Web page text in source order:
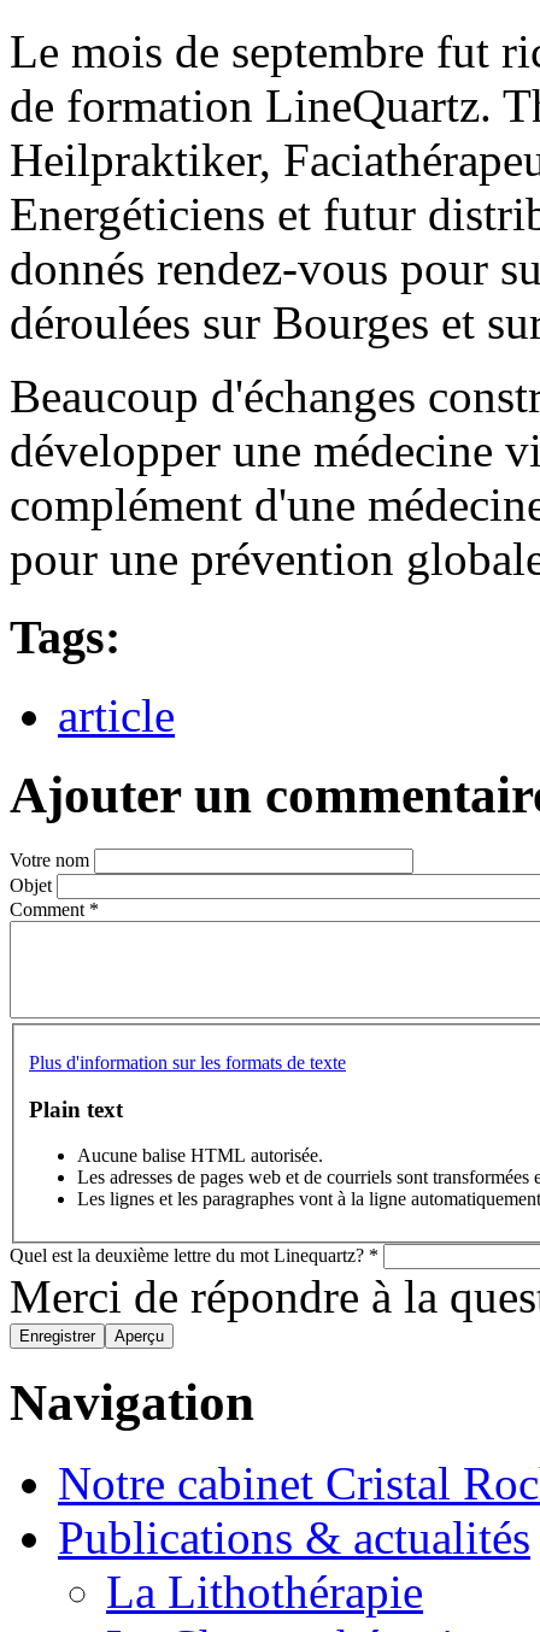
Le mois de septembre fut
de formation LineQuartz.
Heilpraktiker,
Energéticiens et futur
donnés rendez-vous pour
déroulées sur Bourges et
Beaucoup d'échanges
développer une médecine
complément d'une
pour une prévention
Tags:
article
Ajouter un
Votre nom
Objet
Comment *
Plus d'information sur les formats de texte
Plain text
Aucune balise HTML autorisée.
Les adresses de pages web et de courriels sont transformées
Les lignes et les paragraphes vont à la ligne
Quel est la deuxième lettre du mot Linequartz? *
Merci de répondre à la
Navigation
Notre cabinet Cristal
Publications & actualités
La Lithothérapie